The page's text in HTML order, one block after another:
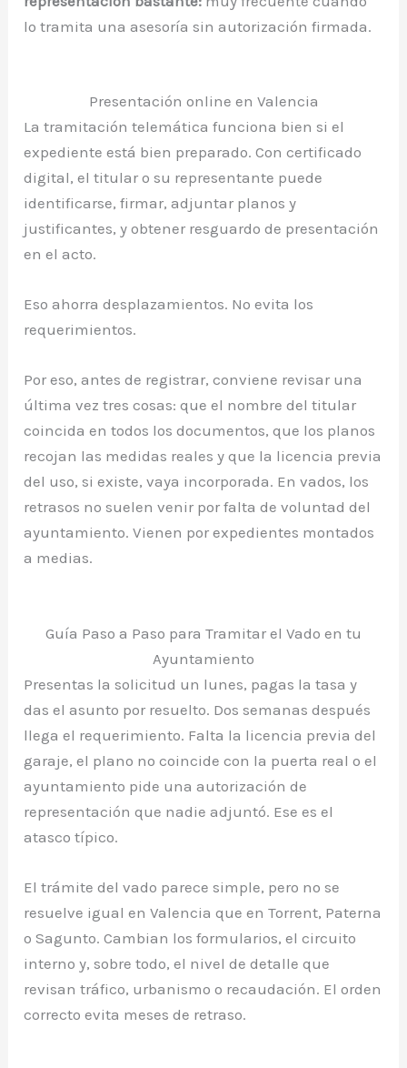
lo tramita una asesoría sin autorización firmada.
Presentación online en Valencia
La tramitación telemática funciona bien si el
expediente está bien preparado. Con certificado
digital, el titular o su representante puede
identificarse, firmar, adjuntar planos y
justificantes, y obtener resguardo de presentación
en el acto.
Eso ahorra desplazamientos. No evita los
requerimientos.
Por eso, antes de registrar, conviene revisar una
última vez tres cosas: que el nombre del titular
coincida en todos los documentos, que los planos
recojan las medidas reales y que la licencia previa
del uso, si existe, vaya incorporada. En vados, los
retrasos no suelen venir por falta de voluntad del
ayuntamiento. Vienen por expedientes montados
a medias.
Guía Paso a Paso para Tramitar el Vado en tu
Ayuntamiento
Presentas la solicitud un lunes, pagas la tasa y
das el asunto por resuelto. Dos semanas después
llega el requerimiento. Falta la licencia previa del
garaje, el plano no coincide con la puerta real o el
ayuntamiento pide una autorización de
representación que nadie adjuntó. Ese es el
atasco típico.
El trámite del vado parece simple, pero no se
resuelve igual en Valencia que en Torrent, Paterna
o Sagunto. Cambian los formularios, el circuito
interno y, sobre todo, el nivel de detalle que
revisan tráfico, urbanismo o recaudación. El orden
correcto evita meses de retraso.